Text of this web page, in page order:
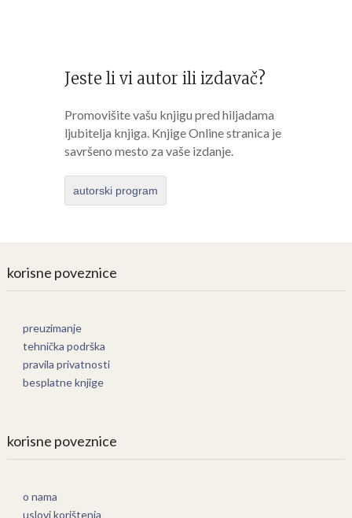
Jeste li vi autor ili izdavač?
Promovišite vašu knjigu pred hiljadama
ljubitelja knjiga. Knjige Online stranica je
savršeno mesto za vaše izdanje.
autorski program
korisne poveznice
preuzimanje
tehnička podrška
pravila privatnosti
besplatne knjige
korisne poveznice
o nama
uslovi korištenja